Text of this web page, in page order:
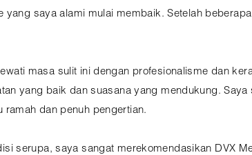
saya alami mulai membaik. Setelah
masa sulit ini dengan profesionalisme dan
yang baik dan suasana yang mendukung.
dan penuh pengertian.
serupa, saya sangat merekomendasikan DVX